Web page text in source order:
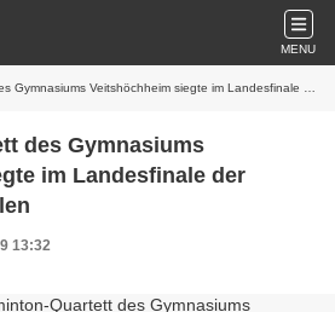
MENU
Veitshöchheim siegte im Landesfinale der bayerischen Schulen
des Gymnasiums
im Landesfinale der
13:32